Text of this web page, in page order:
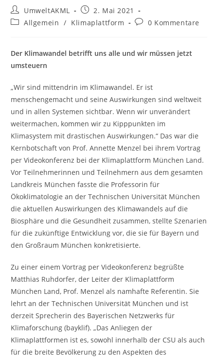
Beitrags-
Autor:
UmweltAKML
Beitrag
veröffentlicht:
2. Mai 2021
Beitrags-
Allgemein / Klimaplattform
Beitrags-
0 Kommentare
Der Klimawandel betrifft uns alle und wir müssen jetzt
umsteuern
„Wir sind mittendrin im Klimawandel. Er ist
menschengemacht und seine Auswirkungen sind weltweit
und in allen Systemen sichtbar. Wenn wir unverändert
weitermachen, kommen wir zu Kipppunkten im
Klimasystem mit drastischen Auswirkungen.“ Das war die
Kernbotschaft von Prof. Annette Menzel bei ihrem Vortrag
per Videokonferenz bei der Klimaplattform München Land.
Vor Teilnehmerinnen und Teilnehmern aus dem gesamten
Landkreis München fasste die Professorin für
Ökoklimatologie an der Technischen Universität München
die aktuellen Auswirkungen des Klimawandels auf die
Biosphäre und die Gesundheit zusammen, stellte Szenarien
für die zukünftige Entwicklung vor, die sie für Bayern und
den Großraum München konkretisierte.
Zu einer einem Vortrag per Videokonferenz begrüßte
Matthias Ruhdorfer, der Leiter der Klimaplattform
München Land, Prof. Menzel als namhafte Referentin. Sie
lehrt an der Technischen Universität München und ist
derzeit Sprecherin des Bayerischen Netzwerks für
Klimaforschung (bayklif). „Das Anliegen der
Klimaplattformen ist es, sowohl innerhalb der CSU als auch
für die breite Bevölkerung zu den Aspekten des